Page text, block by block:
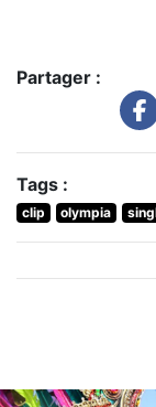
Partager :
Tags :
clip olympia